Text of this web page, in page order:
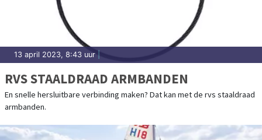
13 april 2023, 8:43 uur|
RVS STAALDRAAD ARMBANDEN
En snelle hersluitbare verbinding maken? Dat kan met de rvs staaldraad
armbanden.